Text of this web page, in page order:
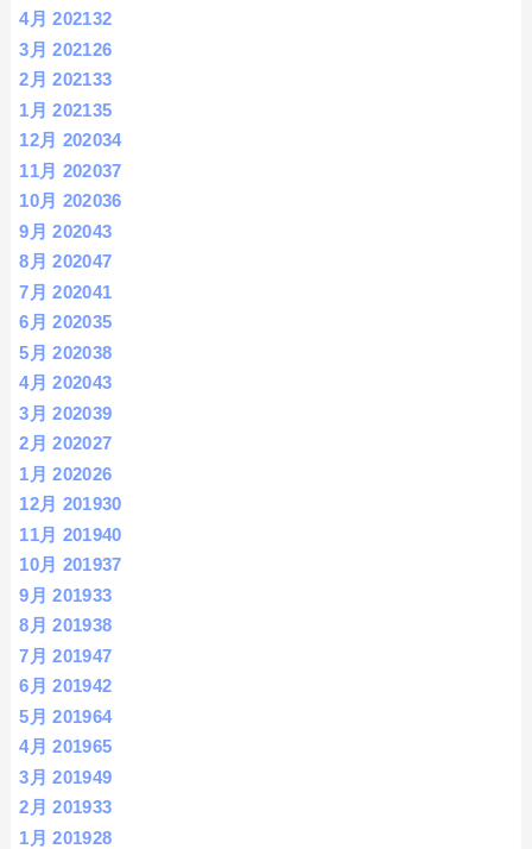
4月 202132
3月 202126
2月 202133
1月 202135
12月 202034
11月 202037
10月 202036
9月 202043
8月 202047
7月 202041
6月 202035
5月 202038
4月 202043
3月 202039
2月 202027
1月 202026
12月 201930
11月 201940
10月 201937
9月 201933
8月 201938
7月 201947
6月 201942
5月 201964
4月 201965
3月 201949
2月 201933
1月 201928